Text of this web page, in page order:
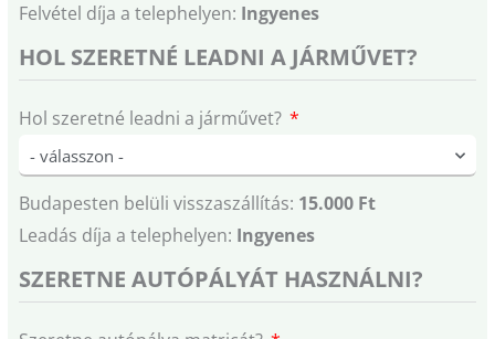
Felvétel díja a telephelyen: Ingyenes
HOL SZERETNÉ LEADNI A JÁRMŰVET?
Hol szeretné leadni a járművet?
Budapesten belüli visszaszállítás: 15.000 Ft
Leadás díja a telephelyen: Ingyenes
SZERETNE AUTÓPÁLYÁT HASZNÁLNI?